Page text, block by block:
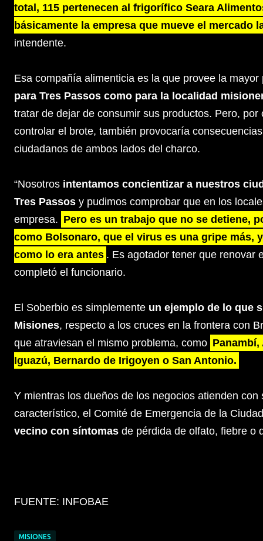
total, 115 pertenecen al frigorífico Seara
básicamente la empresa que mueve el mercado
intendente.
Esa compañía alimenticia es la que provee la
para Tres Passos como para la localidad
tratar de dejar de consumir sus productos. Pero,
controlar el brote, también provocaría
ciudadanos de ambos lados del charco.
“Nosotros intentamos concientizar a nuestros
Tres Passos y pudimos comprobar que en los
empresa. Pero es un trabajo que no se detiene,
como Bolsonaro, que el virus es una gripe más,
como lo era antes . Es agotador tener que renovar
completó el funcionario.
El Soberbio es simplemente un ejemplo de lo que
Misiones, respecto a los cruces en la frontera con
que atraviesan el mismo problema, como
Iguazú, Bernardo de Irigoyen o San Antonio.
Y mientras los dueños de los negocios atienden con
característico, el Comité de Emergencia de la
vecino con síntomas de pérdida de olfato, fiebre o
FUENTE: INFOBAE
MISIONES